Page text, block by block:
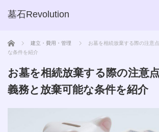
墓石Revolution
ホーム 建立・費用・管理
お墓を相続放棄する際の注意
な条件を紹介
お墓を相続放棄する際の注意
義務と放棄可能な条件を紹介